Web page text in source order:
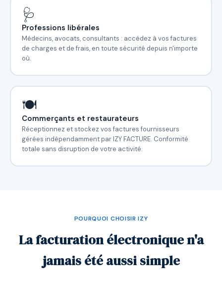
🩺
Professions libérales
Médecins, avocats, consultants : accédez à vos factures
de charges et de frais, en toute sécurité depuis n'importe
où.
🍽️
Commerçants et restaurateurs
Réceptionnez et stockez vos factures fournisseurs
gérées indépendamment par IZY FACTURE. Conformité
totale sans disruption de votre activité.
POURQUOI CHOISIR IZY
La facturation électronique n'a
jamais été aussi simple